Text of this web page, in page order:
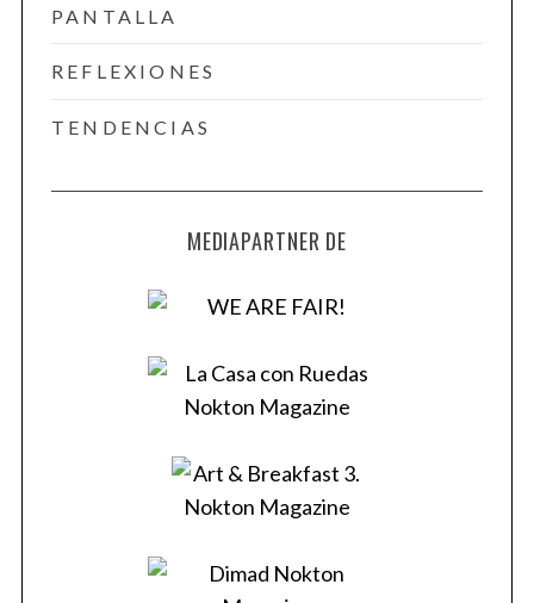
PANTALLA
REFLEXIONES
TENDENCIAS
MEDIAPARTNER DE
r
c
h
o